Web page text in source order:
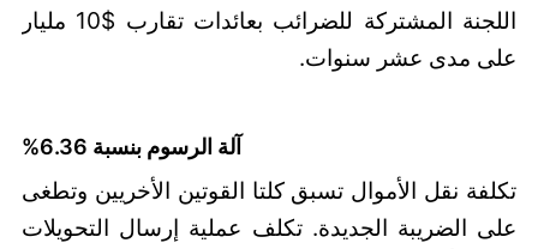
اللجنة المشتركة للضرائب بعائدات تقارب $10 مليار
على مدى عشر سنوات.
آلة الرسوم بنسبة 6.36%
تكلفة نقل الأموال تسبق كلتا القوتين الأخريين وتطغى
على الضريبة الجديدة. تكلف عملية إرسال التحويلات